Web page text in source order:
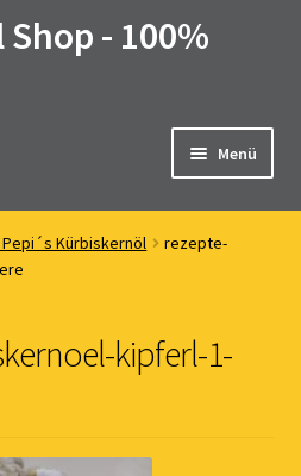
- 100%
Menü
Kürbiskernöl
rezepte-
kipferl-1-